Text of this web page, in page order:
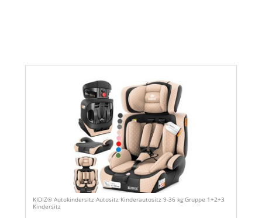
KIDIZ® Autokindersitz Autositz Kinderautositz 9-36 kg Gruppe 1+2+3
Kindersitz